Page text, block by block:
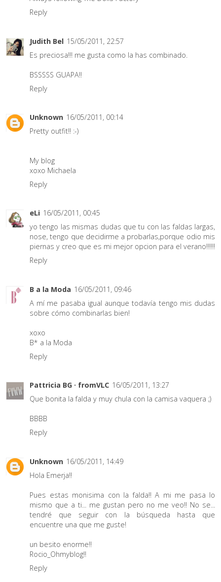
Reply
Judith Bel 15/05/2011, 22:57
Es preciosa!!! me gusta como la has combinado.
BSSSSS GUAPA!!
Reply
Unknown 16/05/2011, 00:14
Pretty outfit!! :-)
My blog
xoxo Michaela
Reply
eLi 16/05/2011, 00:45
yo tengo las mismas dudas que tu con las faldas largas,
nose, tengo que decidirme a probarlas,porque odio mis
piernas y creo que es mi mejor opcion para el verano!!!!!!
Reply
B a la Moda 16/05/2011, 09:46
A mí me pasaba igual aunque todavía tengo mis dudas
sobre cómo combinarlas bien!
xoxo
B* a la Moda
Reply
Pattricia BG · fromVLC 16/05/2011, 13:27
Que bonita la falda y muy chula con la camisa vaquera ;)
BBBB
Reply
Unknown 16/05/2011, 14:49
Hola Emerja!!
Pues estas monisima con la falda!! A mi me pasa lo
mismo que a ti... me gustan pero no me veo!! No se...
tendré que seguir con la búsqueda hasta que
encuentre una que me guste!
un besito enorme!!
Rocio_Ohmyblog!!
Reply